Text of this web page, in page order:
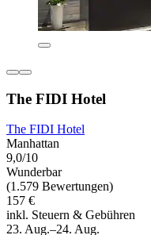
The FIDI Hotel
The FIDI Hotel
Manhattan
9,0/10
Wunderbar
(1.579 Bewertungen)
157 €
inkl. Steuern & Gebühren
23. Aug.–24. Aug.